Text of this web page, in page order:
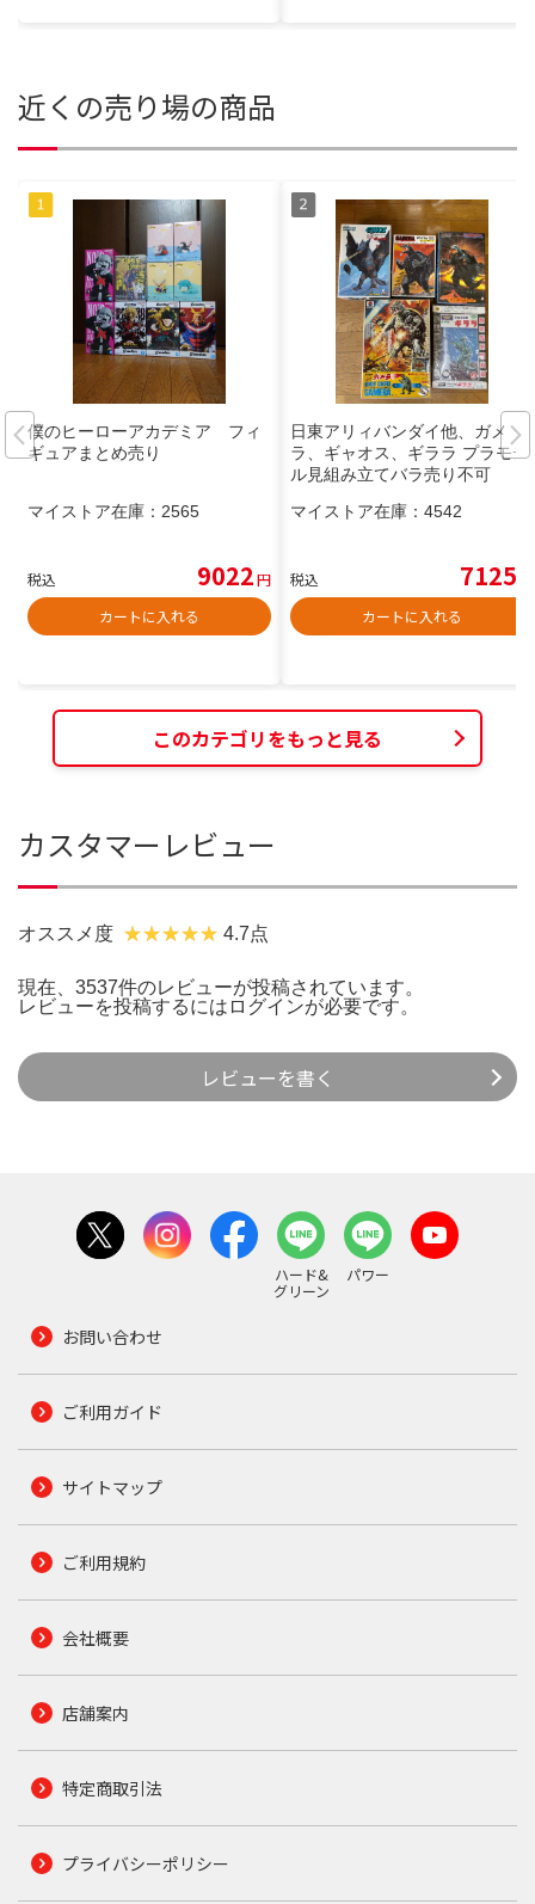
近くの売り場の商品
僕のヒーローアカデミア フィ
ギュアまとめ売り
マイストア在庫： 2565
税込 9022円
カートに入れる
日東アリィバンダイ他、ガメ
ラ、ギャオス、ギララ プラモデ
ル見組み立てバラ売り不可
マイストア在庫： 4542
税込 7125
カートに入れる
このカテゴリをもっと見る
カスタマーレビュー
オススメ度 4.7点
現在、3537件のレビューが投稿されています。
レビューを投稿するには ログインが必要です。
レビューを書く
ハード&
グリーン
パワー
お問い合わせ
ご利用ガイド
サイトマップ
ご利用規約
会社概要
店舗案内
特定商取引法
プライバシーポリシー